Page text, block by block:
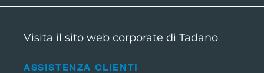
ASSISTENZA CLIENTI
Visita il sito web corporate di Tadano